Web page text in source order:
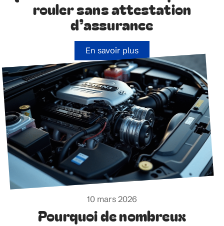
rouler sans attestation
d’assurance
En savoir plus
10 mars 2026
Pourquoi de nombreux